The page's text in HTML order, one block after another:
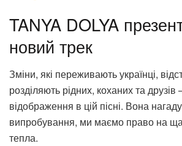
TANYA DOLYA
новий трек
Зміни, які переживають українці,
розділяють рідних, коханих та
відображення в цій пісні. Вона
випробування, ми маємо право на
тепла.